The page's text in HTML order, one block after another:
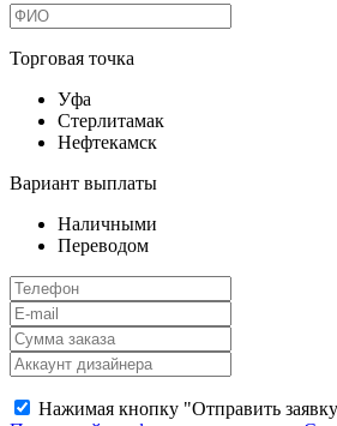
Торговая точка
Уфа
Стерлитамак
Нефтекамск
Вариант выплаты
Наличными
Переводом
Нажимая кнопку "Отправить